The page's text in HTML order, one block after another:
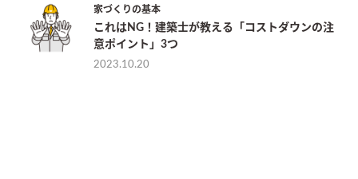
家づくりの基本
これはNG！建築士が教える「コストダウンの注
意ポイント」3つ
2023.10.20